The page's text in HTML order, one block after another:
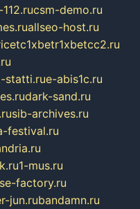
csm-demo.ru
allseo-host.ru
statti.rue-abis1c.ru
dark-sand.ru
sib-archives.ru
festival.ru
1-mus.ru
factory.ru
jun.rubandamn.ru